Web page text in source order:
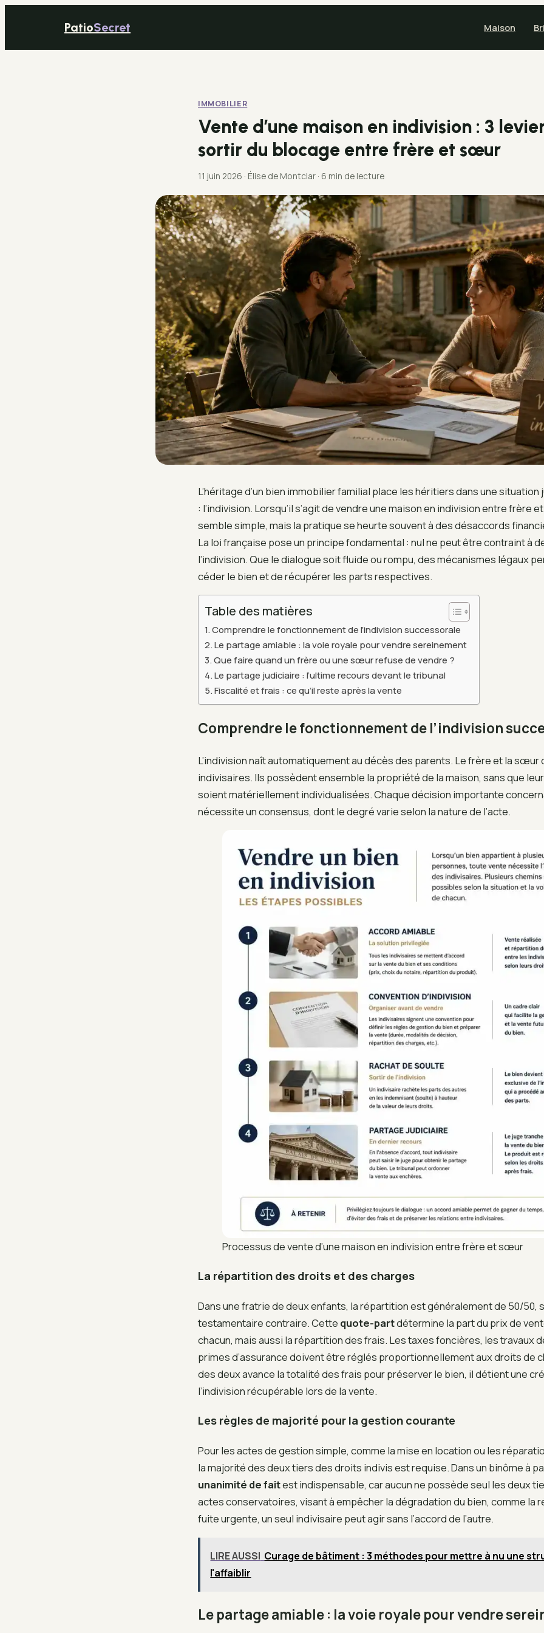
PatioSecret Maison
IMMOBILIER
Vente d’une maison en indivision : 3
sortir du blocage entre frère et sœur
11 juin 2026 · Élise de Montclar · 6 min de lecture
L’héritage d’un bien immobilier familial place les héritiers dans une
: l’indivision. Lorsqu’il s’agit de vendre une maison en indivision entre frère
semble simple, mais la pratique se heurte souvent à des désaccords
La loi française pose un principe fondamental : nul ne peut être contraint à
l’indivision. Que le dialogue soit fluide ou rompu, des mécanismes légaux
céder le bien et de récupérer les parts respectives.
Table des matières
Comprendre le fonctionnement de l’indivision successorale
Le partage amiable : la voie royale pour vendre sereinement
Que faire quand un frère ou une sœur refuse de vendre ?
Le partage judiciaire : l’ultime recours devant le tribunal
Fiscalité et frais : ce qu’il reste après la vente
Comprendre le fonctionnement de l’indivision
L’indivision naît automatiquement au décès des parents. Le frère et la
indivisaires. Ils possèdent ensemble la propriété de la maison, sans que
soient matériellement individualisées. Chaque décision importante
nécessite un consensus, dont le degré varie selon la nature de l’acte.
Processus de vente d’une maison en indivision entre frère et sœur
La répartition des droits et des charges
Dans une fratrie de deux enfants, la répartition est généralement de 50/50,
testamentaire contraire. Cette quote-partdétermine la part du prix de
chacun, mais aussi la répartition des frais. Les taxes foncières, les travaux
primes d’assurance doivent être réglés proportionnellement aux droits de
des deux avance la totalité des frais pour préserver le bien, il détient une
l’indivision récupérable lors de la vente.
Les règles de majorité pour la gestion courante
Pour les actes de gestion simple, comme la mise en location ou les
la majorité des deux tiers des droits indivis est requise. Dans un binôme à
unanimité de faitest indispensable, car aucun ne possède seul les deux
actes conservatoires, visant à empêcher la dégradation du bien, comme la
fuite urgente, un seul indivisaire peut agir sans l’accord de l’autre.
LIRE AUSSI Curage de bâtiment : 3 méthodes pour mettre à nu une
l'affaiblir
Le partage amiable : la voie royale pour vendre